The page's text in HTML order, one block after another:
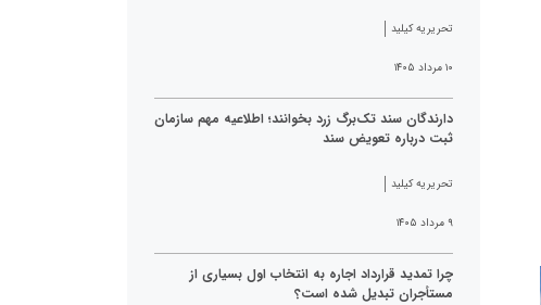
تحریریه کیلید
۱۰ مرداد ۱۴۰۵
دارندگان سند تک‌برگ زرد بخوانند؛ اطلاعیه مهم سازمان
ثبت درباره تعویض سند
تحریریه کیلید
۹ مرداد ۱۴۰۵
چرا تمدید قرارداد اجاره به انتخاب اول بسیاری از
مستأجران تبدیل شده است؟